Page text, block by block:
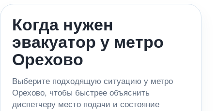
Когда нужен
эвакуатор у метро
Орехово
Выберите подходящую ситуацию у метро
Орехово, чтобы быстрее объяснить
диспетчеру место подачи и состояние